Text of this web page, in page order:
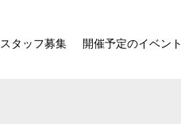
スタッフ募集 開催予定のイベント